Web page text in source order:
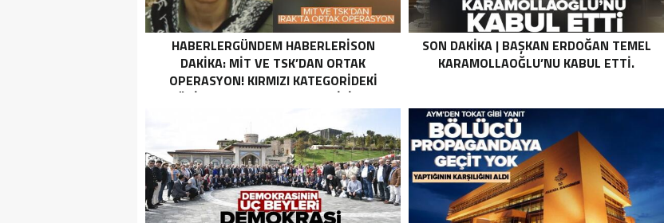
HABERLERGÜNDEM HABERLERISON
DAKIKA: MİT VE TSK’DAN ORTAK
OPERASYON! KIRMIZI KATEGORIDEKI
TERÖRIST NAZLI TAŞPINAR ETKISIZ HALE
ORTAK OPERASYON! KIRMIZI
KATEGORIDEKI TERÖRIST NAZLI
TAŞPINAR ETKISIZ HALE GETIRILDI .
SON DAKIKA | BAŞKAN ERDOĞAN TEMEL
KARAMOLLAOĞLU’NU KABUL ETTI.